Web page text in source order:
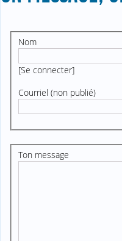
Nom
[Se connecter]
Courriel (non publié)
Ton message